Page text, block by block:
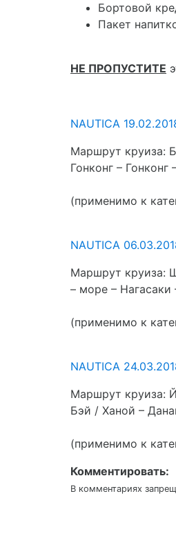
Бортовой
Пакет
НЕ ПРОПУСТИТЕ
NAUTICA
Маршрут круиза:
Гонконг –
(применимо к
NAUTICA
Маршрут круиза:
– море –
(применимо к
NAUTICA
Маршрут круиза:
Бэй / Ханой –
(применимо к
Комментировать:
В комментариях